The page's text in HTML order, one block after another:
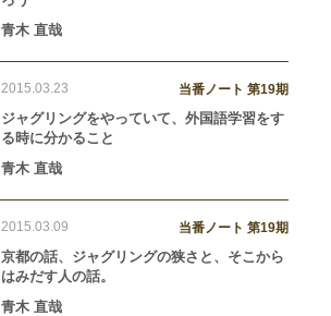
青木 直哉
2015.03.23 当番ノート 第19期
ジャグリングをやっていて、外国語学習をす
る時に分かること
青木 直哉
2015.03.09 当番ノート 第19期
京都の話、ジャグリングの狭さと、そこから
はみだす人の話。
青木 直哉